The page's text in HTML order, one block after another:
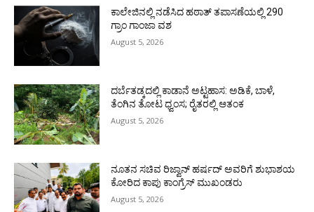
ಕಾಲೇಜಿನಲ್ಲಿ ನಡೆಸಿದ ಹಠಾತ್ ತಪಾಸಣೆಯಲ್ಲಿ 290
ಗ್ರಾಂ ಗಾಂಜಾ ವಶ
August 5, 2026
ದರ್ಬೆತಡ್ಕದಲ್ಲಿ ಕಾಡಾನೆ ಅಟ್ಟಹಾಸ: ಅಡಿಕೆ, ಬಾಳೆ,
ತೆಂಗಿನ ತೋಟ ಧ್ವಂಸ; ರೈತರಲ್ಲಿ ಆತಂಕ
August 5, 2026
ನೂತನ ಸಚಿವ ರಿಜ್ವಾನ್ ಹರ್ಷದ್ ಅವರಿಗೆ ಶುಭಾಶಯ
ಕೋರಿದ ಕಾಪು ಕಾಂಗ್ರೆಸ್ ಮುಖಂಡರು
August 5, 2026